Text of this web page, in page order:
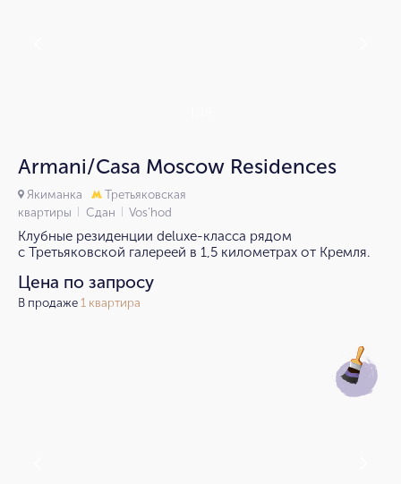
Armani/Casa Moscow Residences
Якиманка
Третьяковская
квартиры
Сдан Vos’hod
Клубные резиденции deluxe-класса рядом
с Третьяковской галереей в 1,5 километрах от Кремля.
Цена по запросу
В продаже 1 квартира